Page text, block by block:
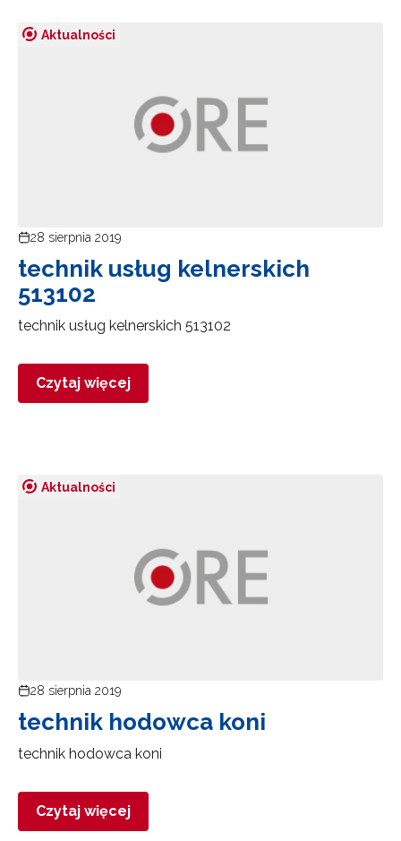
Aktualności
28 sierpnia 2019
technik usług kelnerskich
513102
technik usług kelnerskich 513102
Czytaj więcej
Aktualności
28 sierpnia 2019
technik hodowca koni
technik hodowca koni
Czytaj więcej